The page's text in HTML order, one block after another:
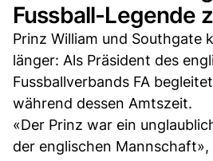
Fussball-Legende
Prinz William und Southgate
länger: Als Präsident des
Fussballverbands FA
während dessen Amtszeit.
«Der Prinz war ein
der englischen